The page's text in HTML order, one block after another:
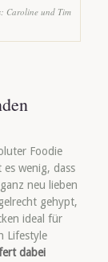
Caroline und Tim
Foodie
wenig, dass
neu lieben
gehypt,
ideal für
Lifestyle
dabei